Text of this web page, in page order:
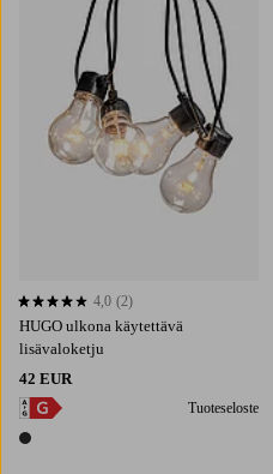
HUGO ulkona käytettävä
lisävaloketju
42 EUR
Tuoteseloste
1 väri
4,0 perustuen 2 arvosanaan
4,0 (2)